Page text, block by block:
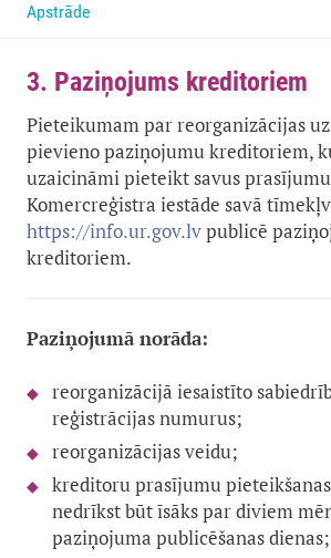
Apstrāde
3. Paziņojums kreditoriem
Pieteikumam par reorganizācijas
pievieno paziņojumu kreditoriem,
uzaicināmi pieteikt savus
Komercreģistra iestāde savā
https://info.ur.gov.lvpublicē
kreditoriem.
Paziņojumā norāda:
reorganizācijā iesaistīto
reģistrācijas numurus;
reorganizācijas veidu;
kreditoru prasījumu
nedrīkst būt īsāks par diviem
paziņojuma publicēšanas dienas;